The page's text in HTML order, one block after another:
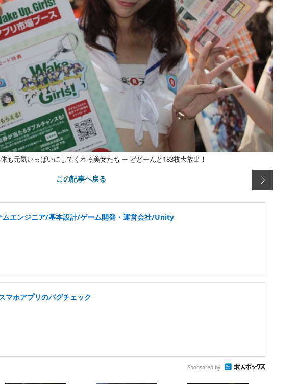
も元気いっぱいにしてくれる美女たち ー どどーんと183枚大放出！
この記事へ戻る
ムエンジニア/基本設計/ゲーム開発・運営会社/Unity
マホアプリのバグチェック
Sponsored by